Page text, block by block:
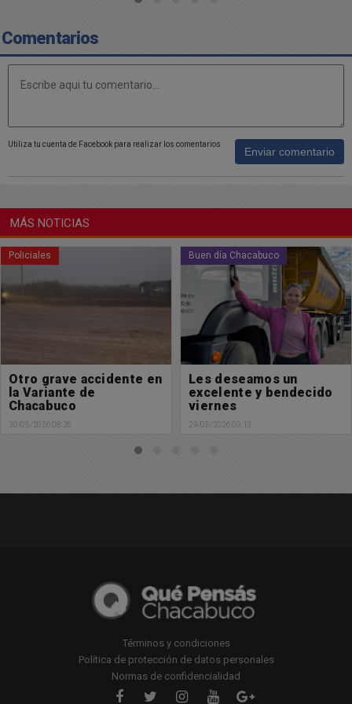
Comentarios
Utiliza tu cuenta de Facebook para realizar los comentarios
Enviar comentario
MÁS NOTICIAS
Buen día Chacabuco
Les deseamos un
excelente y bendecido
viernes
29/05/2026 09:13
Policiales
Por esquivar un ciclista
se produjo un grave
accidente en plena ruta
28/05/2026 16:36
Términos y condiciones
Política de protección de datos personales
Normas de confidencialidad